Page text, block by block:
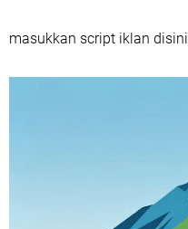
masukkan script iklan disini